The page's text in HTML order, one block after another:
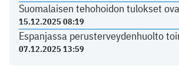
Suomalaisen tehohoidon tulokset
15.12.2025 08:19
Espanjassa perusterveydenhuolto
07.12.2025 13:59